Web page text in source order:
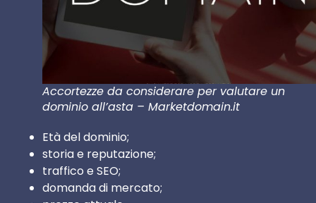
Accortezze da considerare per valutare un
dominio all’asta – Marketdomain.it
Età del dominio;
storia e reputazione;
traffico e SEO;
domanda di mercato;